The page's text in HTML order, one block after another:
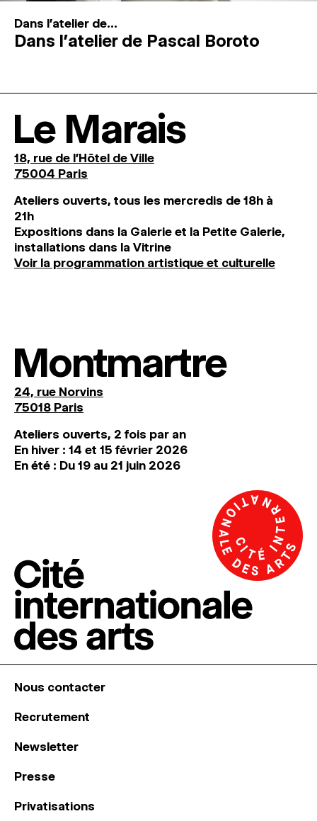
Dans l'atelier de...
Dans l’atelier de Pascal Boroto
Le Marais
18, rue de l'Hôtel de Ville
75004 Paris
Ateliers ouverts, tous les mercredis de 18h à
21h
Expositions dans la Galerie et la Petite Galerie,
installations dans la Vitrine
Voir la programmation artistique et culturelle
Montmartre
24, rue Norvins
75018 Paris
Ateliers ouverts, 2 fois par an
En hiver : 14 et 15 février 2026
En été : Du 19 au 21 juin 2026
Nous contacter
Recrutement
Newsletter
Presse
Privatisations